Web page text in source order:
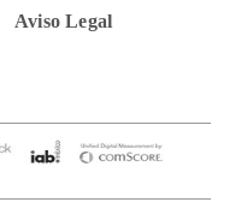
Aviso Legal